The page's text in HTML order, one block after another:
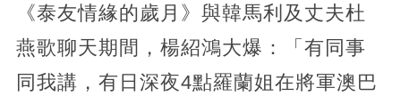
《泰友情緣的歲月》與韓馬利及丈夫杜
燕歌聊天期間，楊紹鴻大爆：「有同事
同我講，有日深夜4點羅蘭姐在將軍澳巴